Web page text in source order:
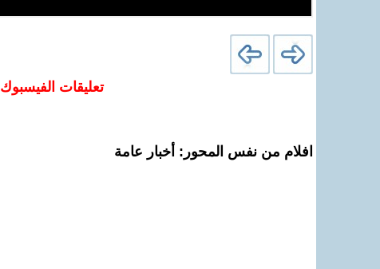
تعليقات الفيسبوك
افلام من نفس المحور: أخبار عامة